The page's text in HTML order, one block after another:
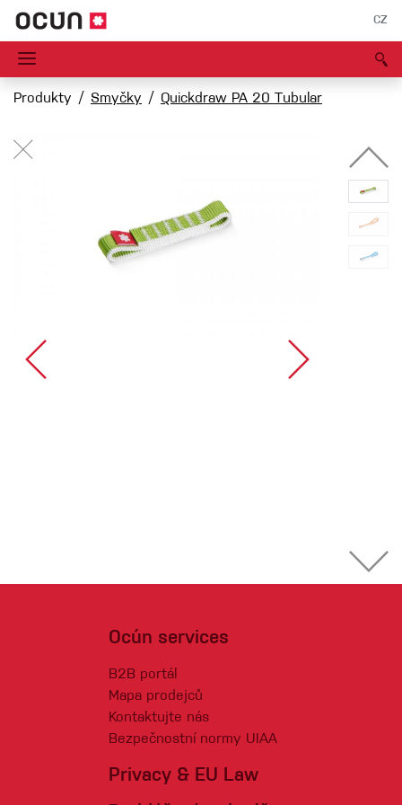
CZ
Produkty Smyčky Quickdraw PA 20 Tubular
Ocún services
B2B portál
Mapa prodejců
Kontaktujte nás
Bezpečnostní normy UIAA
Privacy & EU Law